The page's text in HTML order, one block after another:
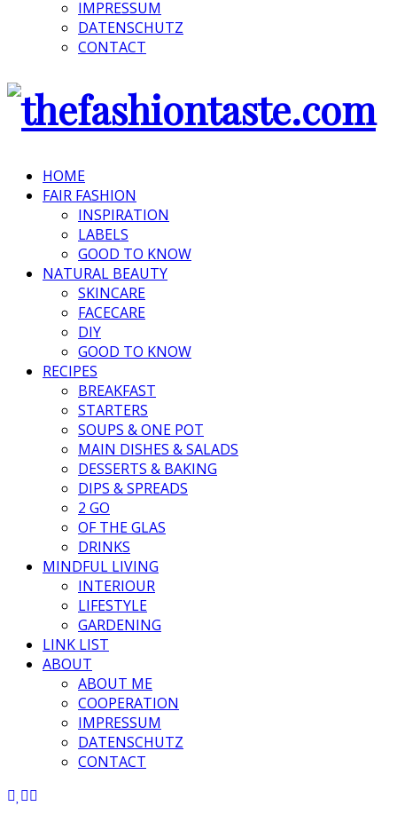
IMPRESSUM
DATENSCHUTZ
CONTACT
HOME
FAIR FASHION
INSPIRATION
LABELS
GOOD TO KNOW
NATURAL BEAUTY
SKINCARE
FACECARE
DIY
GOOD TO KNOW
RECIPES
BREAKFAST
STARTERS
SOUPS & ONE POT
MAIN DISHES & SALADS
DESSERTS & BAKING
DIPS & SPREADS
2 GO
OF THE GLAS
DRINKS
MINDFUL LIVING
INTERIOUR
LIFESTYLE
GARDENING
LINK LIST
ABOUT
ABOUT ME
COOPERATION
IMPRESSUM
DATENSCHUTZ
CONTACT